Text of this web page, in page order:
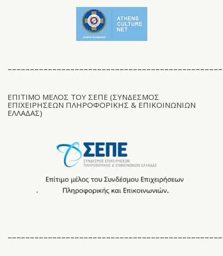
ΕΠΙΤΙΜΟ ΜΕΛΟΣ ΤΟΥ ΣΕΠΕ (ΣΎΝΔΕΣΜΟΣ
ΕΠΙΧΕΙΡΉΣΕΩΝ ΠΛΗΡΟΦΟΡΙΚΉΣ & ΕΠΙΚΟΙΝΩΝΙΏΝ
ΕΛΛΆΔΑΣ)